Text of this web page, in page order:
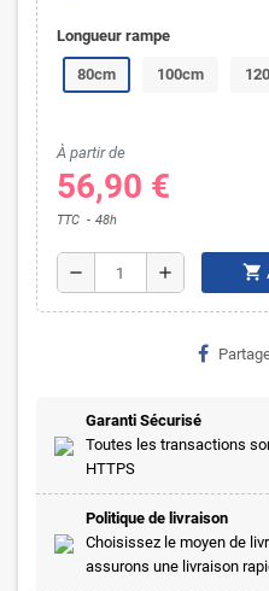
Longueur rampe
80cm 100cm
À partir de
56,90 €
TTC 48h
remove add shopping_cart
Garanti Sécurisé
Toutes les transactions
HTTPS
Politique de livraison
Choisissez le moyen de
assurons une livraison